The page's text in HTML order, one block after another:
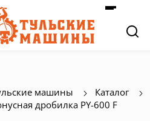
машины Каталог
дробилка PY-600 F